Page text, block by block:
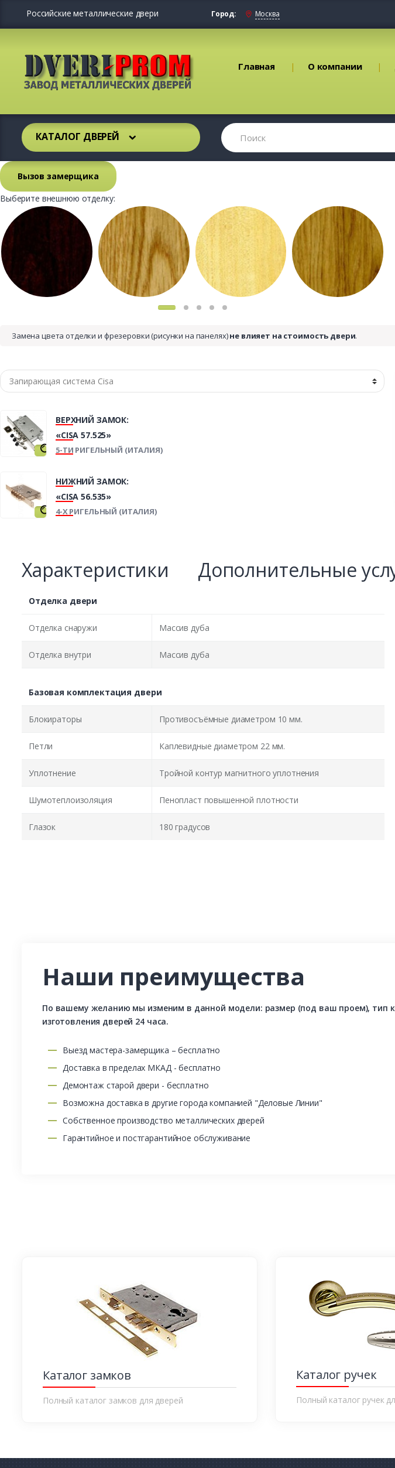
Российские металлические двери Город: Москва
Главная О компании
КАТАЛОГ ДВЕРЕЙ
Вызов замерщика
Выберите внешнюю отделку:
Замена цвета отделки и фрезеровки (рисунки на панелях)не влияет на стоимость двери.
ВЕРХНИЙ ЗАМОК:
«CISA 57.525»
5-ТИ РИГЕЛЬНЫЙ (ИТАЛИЯ)
НИЖНИЙ ЗАМОК:
«CISA 56.535»
4-Х РИГЕЛЬНЫЙ (ИТАЛИЯ)
Характеристики Дополнительные
Отделка двери
Отделка снаружи Массив дуба
Отделка внутри Массив дуба
Базовая комплектация двери
Блокираторы Противосъёмные диаметром 10 мм.
Петли Каплевидные диаметром 22 мм.
Уплотнение Тройной контур магнитного уплотнения
Шумотеплоизоляция Пенопласт повышенной плотности
Глазок 180 градусов
Наши преимущества
По вашему желанию мы изменим в данной модели: размер (под ваш проем), тип
изготовления дверей 24 часа.
Выезд мастера-замерщика – бесплатно
Доставка в пределах МКАД - бесплатно
Демонтаж старой двери - бесплатно
Возможна доставка в другие города компанией "Деловые Линии"
Собственное производство металлических дверей
Гарантийное и постгарантийное обслуживание
Каталог замков
Полный каталог замков для дверей
Каталог ручек
Полный каталог ручек